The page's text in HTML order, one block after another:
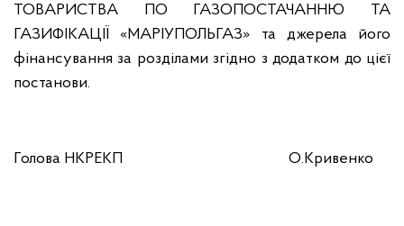
ТОВАРИСТВА ПО ГАЗОПОСТАЧАННЮ ТА
ГАЗИФІКАЦІЇ «МАРІУПОЛЬГАЗ» та джерела його
фінансування за розділами згідно з додатком до цієї
постанови.
Голова НКРЕКП О.Кривенко